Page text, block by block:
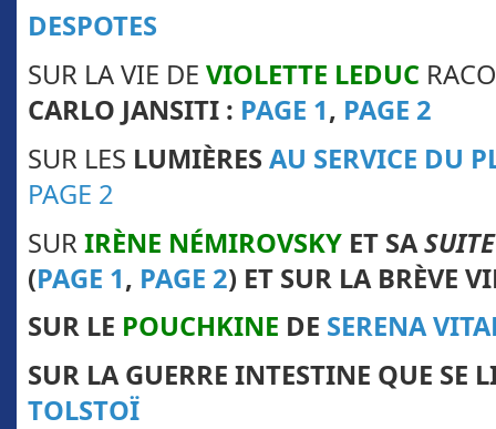
DESPOTES
SUR LA VIE DE VIOLETTE LEDUC
CARLO JANSITI : PAGE 1, PAGE 2
SUR LES LUMIÈRES AU SERVICE DU
PAGE 2
SURIRÈNE NÉMIROVSKY ET SA
(PAGE 1, PAGE 2) ET SUR LA BRÈVE
SUR LE POUCHKINE DE SERENA
SUR LA GUERRE INTESTINE QUE SE
TOLSTOÏ